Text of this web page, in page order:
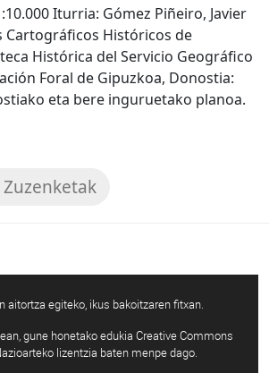
Iturria: Gómez Piñeiro, Javier
Cartográficos Históricos de
Histórica del Servicio Geográfico
Foral de Gipuzkoa, Donostia:
eta bere inguruetako planoa.
aitortza egiteko, ikus bakoitzaren fitxan.
gune honetako edukia Creative Commons
lizentzia baten menpe dago.